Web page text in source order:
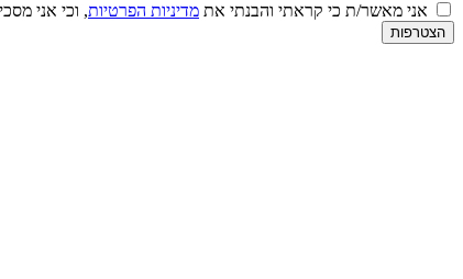
אני מאשר/ת כי קראתי והבנתי את מדיניות הפרטיות, וכי אני
הצטרפות